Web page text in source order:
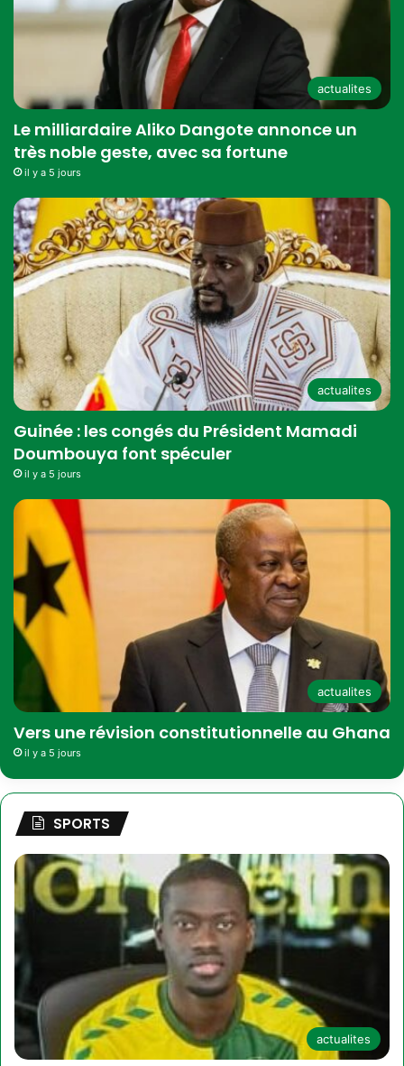
actualites
Le milliardaire Aliko Dangote annonce un
très noble geste, avec sa fortune
il y a 5 jours
actualites
Guinée : les congés du Président Mamadi
Doumbouya font spéculer
il y a 5 jours
actualites
Vers une révision constitutionnelle au Ghana
il y a 5 jours
SPORTS
actualites